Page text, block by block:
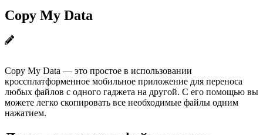
Copy My Data
Copy My Data — это простое в использовании
кроссплатформенное мобильное приложение для переноса
любых файлов с одного гаджета на другой. С его помощью вы
можете легко скопировать все необходимые файлы одним
нажатием.